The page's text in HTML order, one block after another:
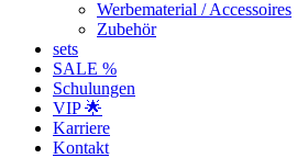
Werbematerial / Accessoires
Zubehör
sets
SALE %
Schulungen
VIP 🌟
Karriere
Kontakt